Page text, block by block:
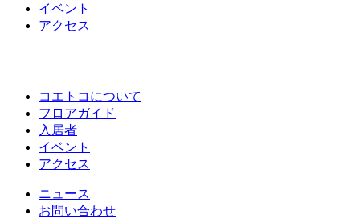
イベント
アクセス
コエトコについて
フロアガイド
入居者
イベント
アクセス
ニュース
お問い合わせ